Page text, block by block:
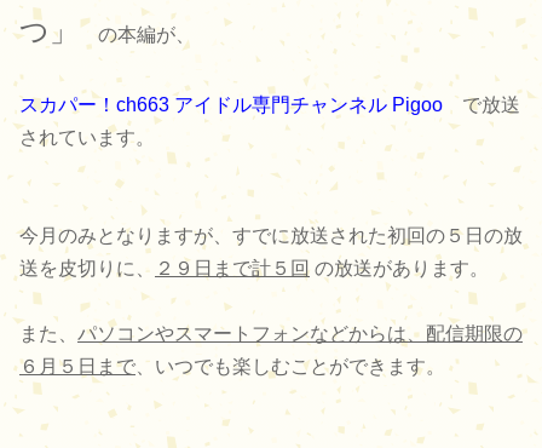
つ」
の本編が、
スカパー！ch663 アイドル専門チャンネル Pigoo で放送
されています。
今月のみとなりますが、すでに放送された初回の５日の放
送を皮切りに、 ２９日まで計５回 の放送があります。
また、 パソコンやスマートフォンなどからは、配信期限の
６月５日まで 、いつでも楽しむことができます。